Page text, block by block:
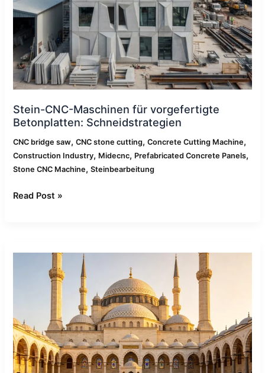
Stein-CNC-Maschinen für vorgefertigte
Betonplatten: Schneidstrategien
CNC bridge saw,CNC stone cutting,Concrete Cutting Machine,
Construction Industry, Midecnc, Prefabricated Concrete Panels,
Stone CNC Machine,Steinbearbeitung
Read Post »
Brückensägen
verschiedenen
Steinindustrien